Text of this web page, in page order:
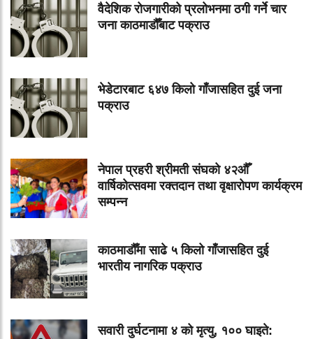
वैदेशिक रोजगारीको प्रलोभनमा ठगी गर्ने चार
जना काठमाडौँबाट पक्राउ
भेडेटारबाट ६४७ किलो गाँजासहित दुई जना
पक्राउ
नेपाल प्रहरी श्रीमती संघको ४२औँ
वार्षिकोत्सवमा रक्तदान तथा वृक्षारोपण कार्यक्रम
सम्पन्न
काठमाडौँमा साढे ५ किलो गाँजासहित दुई
भारतीय नागरिक पक्राउ
सवारी दुर्घटनामा ४ को मृत्यु, १०० घाइते: